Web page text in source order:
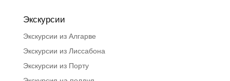
Экскурсии
Экскурсии из Алгарве
Экскурсии из Лиссабона
Экскурсии из Порту